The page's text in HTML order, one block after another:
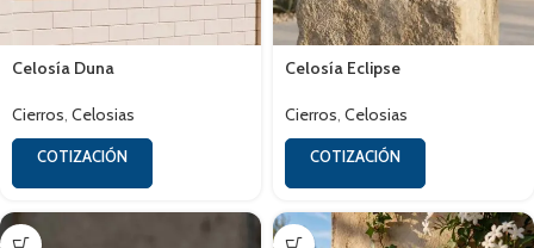
Celosía Duna
Cierros, Celosias
COTIZACIÓN
Celosía Eclipse
Cierros, Celosias
COTIZACIÓN